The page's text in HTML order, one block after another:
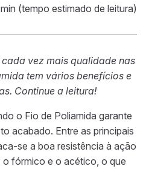
(tempo estimado de leitura)
vez mais qualidade nas
tem vários benefícios e
Continue a leitura!
o Fio de Poliamida garante
acabado. Entre as principais
se a boa resistência à ação
fórmico e o acético , o que